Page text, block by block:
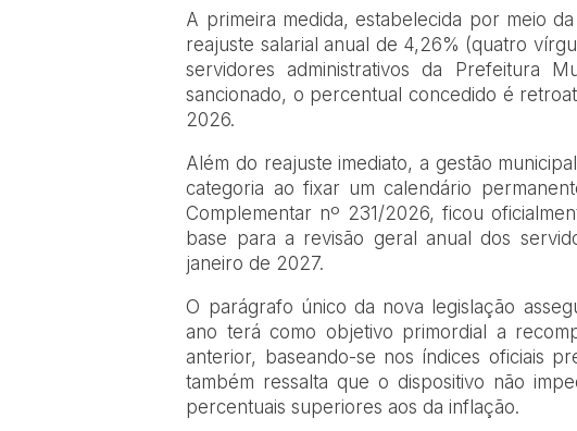
​A primeira medida, estabelecida por meio
reajuste salarial anual de 4,26% (quatro
servidores administrativos da Prefeitura
sancionado, o percentual concedido é
2026.
​Além do reajuste imediato, a gestão
categoria ao fixar um calendário
Complementar nº 231/2026, ficou
base para a revisão geral anual dos
janeiro de 2027.
​O parágrafo único da nova legislação
ano terá como objetivo primordial a
anterior, baseando-se nos índices oficiais
também ressalta que o dispositivo não
percentuais superiores aos da inflação.